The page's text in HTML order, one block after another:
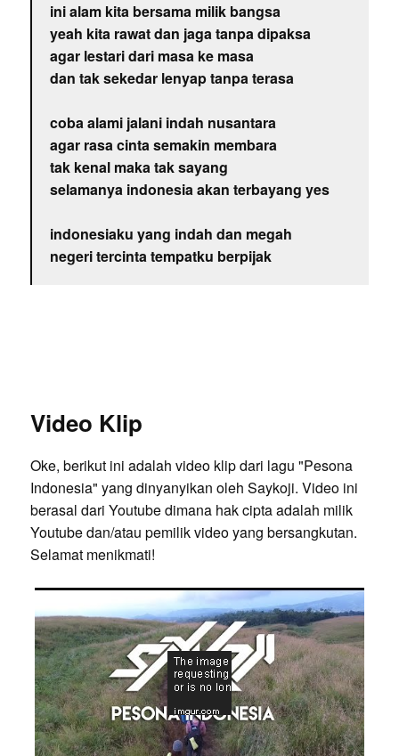
ini alam kita bersama milik bangsa
yeah kita rawat dan jaga tanpa dipaksa
agar lestari dari masa ke masa
dan tak sekedar lenyap tanpa terasa
coba alami jalani indah nusantara
agar rasa cinta semakin membara
tak kenal maka tak sayang
selamanya indonesia akan terbayang yes
indonesiaku yang indah dan megah
negeri tercinta tempatku berpijak
Video Klip
Oke, berikut ini adalah video klip dari lagu "Pesona
Indonesia" yang dinyanyikan oleh Saykoji. Video ini
berasal dari Youtube dimana hak cipta adalah milik
Youtube dan/atau pemilik video yang bersangkutan.
Selamat menikmati!